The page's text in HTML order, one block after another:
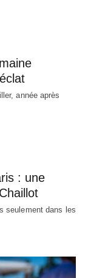
année après
: une
seulement dans les